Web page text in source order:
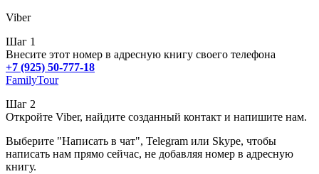
Viber
Шаг 1
Внесите этот номер в адресную книгу своего телефона
+7 (925) 50-777-18
FamilyTour
Шаг 2
Откройте Viber, найдите созданный контакт и напишите нам.
Выберите "Написать в чат", Telegram или Skype, чтобы
написать нам прямо сейчас, не добавляя номер в адресную
книгу.